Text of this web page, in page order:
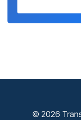
© 2026